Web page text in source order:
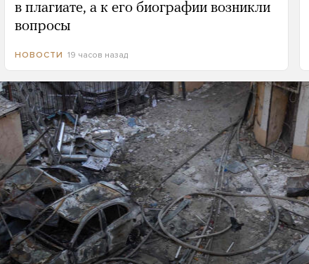
в плагиате, а к его биографии возникли
вопросы
НОВОСТИ 19 часов назад